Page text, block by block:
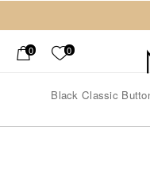
0 הרשימה
0